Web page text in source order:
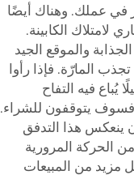
في عملك. وهناك أيضًا
لامتلاك الكابينة.
الجذابة والموقع الجيد
المارّة. فإذا رأوا
يُباع فيه التفاح
فسوف يتوقفون للشراء.
ينعكس هذا التدفق
من الحركة المرورية
من المبيعات